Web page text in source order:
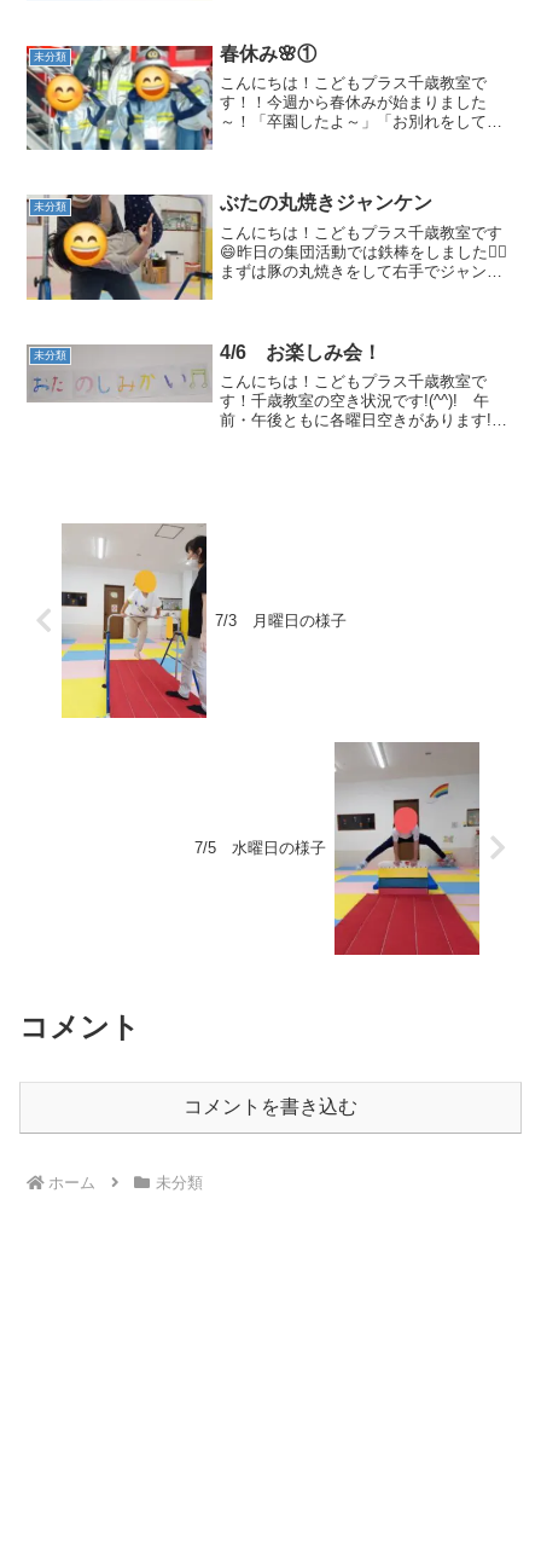
未分類 春休み🌸①
こんにちは！こどもプラス千歳教室で
す！！今週から春休みが始まりました
～！「卒園したよ～」「お別れをしてき
もたちの姿が見られました！！...
未分類 ぶたの丸焼きジャンケン
こんにちは！こどもプラス千歳教室です
😄昨日の集団活動では鉄棒をしました🏋️‍♀️
まずは豚の丸焼きをして右手でジャンケ
ー、チョキ、パー...
未分類 4/6 お楽しみ会！
こんにちは！こどもプラス千歳教室で
す！千歳教室の空き状況です!(^^)! 午
前・午後ともに各曜日空きがあります!
7/3 月曜日の様子
7/5 水曜日の様子
コメント
コメントを書き込む
ホーム 未分類